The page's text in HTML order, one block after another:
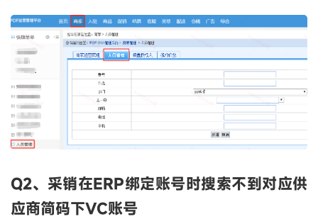
Q2、采销在ERP绑定账号时搜索不到对应供
应商简码下VC账号